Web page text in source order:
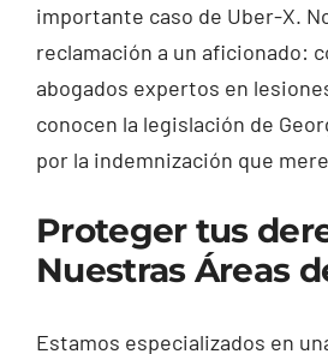
importante caso de Uber-X.
reclamación a un aficionado:
abogados expertos en
conocen la legislación de
por la indemnización que
Proteger tus
Nuestras Áreas
Estamos especializados en